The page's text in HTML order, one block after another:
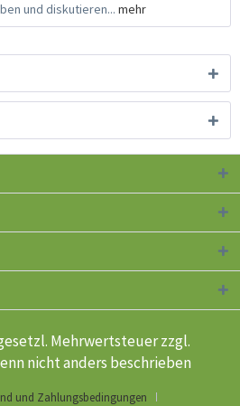
und diskutieren... mehr
Mehrwertsteuer zzgl.
nicht anders beschrieben
und Zahlungsbedingungen